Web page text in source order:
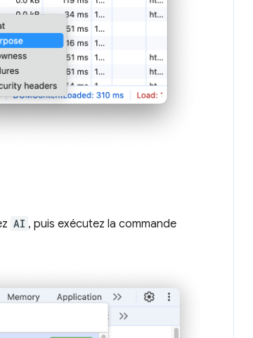
AI , puis exécutez la commande